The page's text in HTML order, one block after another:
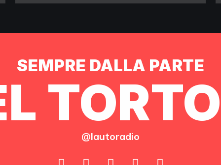
SEMPRE DALLA PARTE
@lautoradio